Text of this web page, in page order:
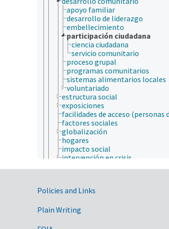
apoyo familiar
desarrollo de liderazgo
embellecimiento
participación ciudadana
ciencia ciudadana
servicio comunitario
proceso grupal
programas comunitarios
sistemas alimentarios locales
voluntariado
estructura social
exposiciones
facilidades de acceso (personas
factores sociales
globalización
hogares
impacto social
intervención en crisis
población humana
programas de bienestar social
Government Links
Policies and Links
Plain Writing